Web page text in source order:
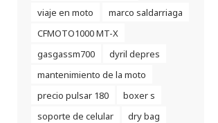
viaje en moto
marco saldarriaga
CFMOTO1000 MT-X
gasgassm700
dyril depres
mantenimiento de la moto
precio pulsar 180
boxer s
soporte de celular
dry bag